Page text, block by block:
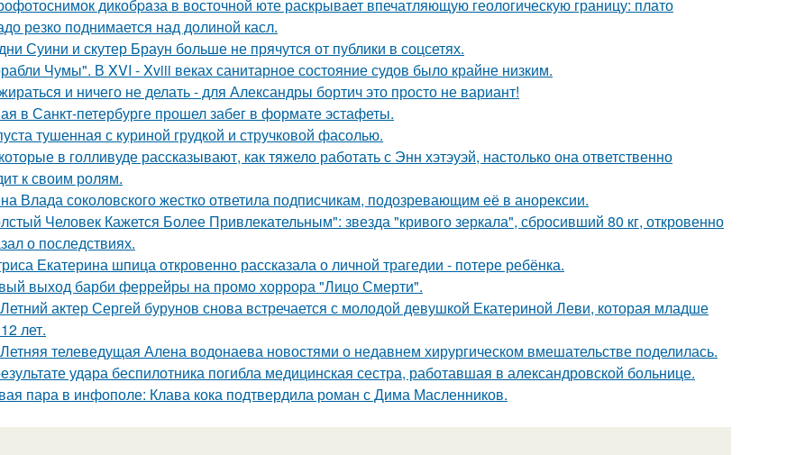
дикобpaза в восточной юте раскрывает впечатляющую геологическую границу: плато
резко поднимается над долиной касл.
Суини и скутер Браун больше не прячутся от публики в соцсетях.
Чумы". В XVI - Xviii веках санитарное состояние судов было крайне низким.
и ничего не делать - для Александры бортич это просто не вариант!
в Санкт-петербурге прошел забег в формате эстафеты.
тушенная с куриной грудкой и стручковой фасолью.
в голливуде рассказывают, как тяжело работать с Энн хэтэуэй, настолько она ответственно
к своим ролям.
Влада соколовского жестко ответила подписчикам, подозревающим её в анорексии.
Человек Кажется Более Привлекательным": звезда "кривого зеркала", сбросивший 80 кг, откровенно
о последствиях.
Екатерина шпица откровенно рассказала о личной трагедии - потере ребёнка.
выход барби феррейры на промо хоррора "Лицо Смерти".
актер Сергей бурунов снова встречается с молодой девушкой Екатериной Леви, которая младше
лет.
телеведущая Алена водонаева новостями о недавнем хирургическом вмешательстве поделилась.
удара беспилотника погибла медицинская сестра, работавшая в александровской больнице.
пара в инфополе: Клава кока подтвердила роман с Дима Масленников.